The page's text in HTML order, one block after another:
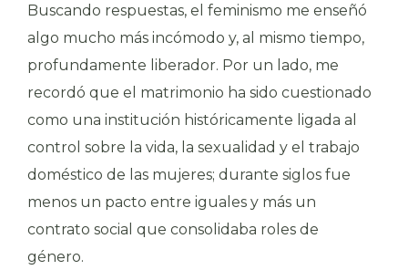
Buscando respuestas, el feminismo me enseñó
algo mucho más incómodo y, al mismo tiempo,
profundamente liberador. Por un lado, me
recordó que el matrimonio ha sido cuestionado
como una institución históricamente ligada al
control sobre la vida, la sexualidad y el trabajo
doméstico de las mujeres; durante siglos fue
menos un pacto entre iguales y más un
contrato social que consolidaba roles de
género.